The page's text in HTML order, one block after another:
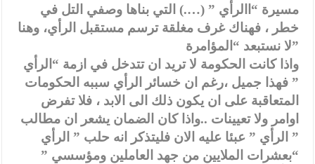
مسيرة “االرأي ” (….) التي بناها وصفي التل في
خطر ، فهناك غرف مغلقة ترسم مستقبل الرأي، وهنا
لا نستبعد “المؤامرة”
واذا كانت الحكومة لا تريد ان تتدخل في ازمة “الرأي
” فهذا جميل ،رغم ان خسائر الرأي سببه الحكومات
المتعاقبة على ان يكون ذلك الى الابد ، فلا تفرض
اوامر ولا تعيينات ..واذا كان الضمان يشعر ان مطالب
” الرأي ” عبئا عليه الان فليتذكر انه حلب ” الرأي
“بعشرات الملايين من جهد العاملين ومؤسسي ”